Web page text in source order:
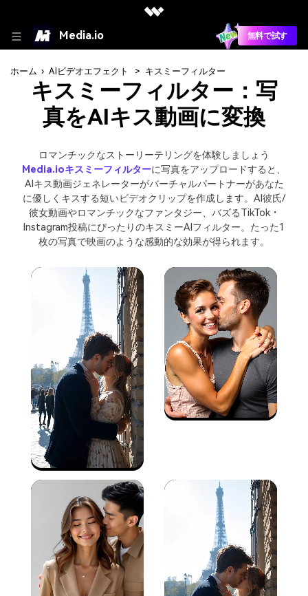
Media.io 無料で試す
ホーム › AIビデオエフェクト > キスミーフィルター
キスミーフィルター：写
真をAIキス動画に変換
ロマンチックなストーリーテリングを体験しましょう
Media.ioキスミーフィルターに写真をアップロードすると、
AIキス動画ジェネレーターがバーチャルパートナーがあなた
に優しくキスする短いビデオクリップを作成します。AI彼氏/
彼女動画やロマンチックなファンタジー、バズるTikTok・
Instagram投稿にぴったりのキスミーAIフィルター。たった1
枚の写真で映画のような感動的な効果が得られます。